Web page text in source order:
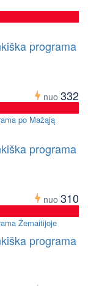
programa
nuo 332
programa
nuo 310
programa